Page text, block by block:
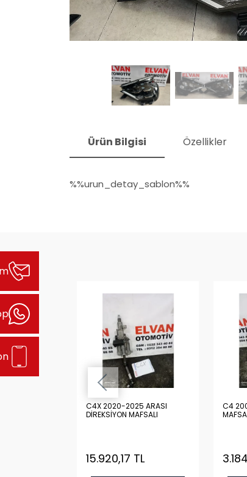
Ürün Bilgisi Özellikler
%%urun_detay_sablon%%
C4X 2020-2025 ARASI
DİREKSİYON MAFSALI
15.920,17 TL
C4